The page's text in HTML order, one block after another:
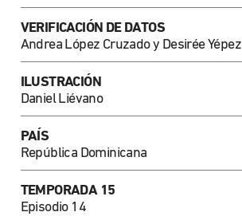
VERIFICACIÓN DE DATOS
Andrea López Cruzado y Desirée Yépez
ILUSTRACIÓN
Daniel Liévano
PAÍS
República Dominicana
TEMPORADA 15
Episodio 14